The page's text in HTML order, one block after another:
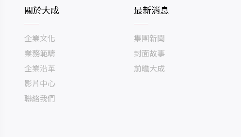
關於大成
企業文化
業務範疇
企業沿革
影片中心
聯絡我們
最新消息
集團新聞
封面故事
前瞻大成